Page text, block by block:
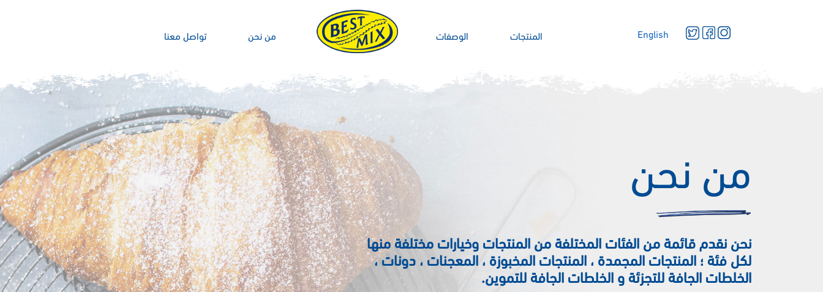
English المنتجات الوصفات من نحن تواصل معنا
من نحن
نحن نقدم قائمة من الفئات المختلفة من المنتجات وخيارات مختلفة منها
لكل فئة ؛ المنتجات المجمدة ، المنتجات المخبوزة ، المعجنات ، دونات ،
الخلطات الجافة للتجزئة و الخلطات الجافة للتموين.